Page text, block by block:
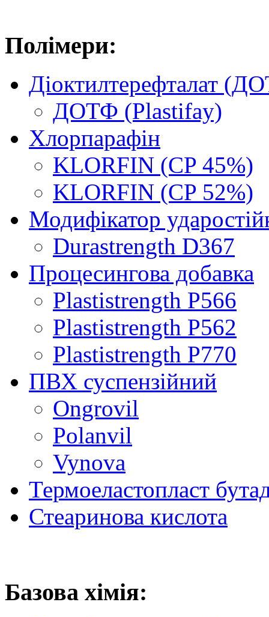
Полімери:
Діоктилтерефталат
ДОТФ (Plastifay)
Хлорпарафін
KLORFIN (CP 45%)
KLORFIN (CP 52%)
Модифікатор
Durastrength D367
Процесингова добавка
Plastistrength P566
Plastistrength P562
Plastistrength P770
ПВХ суспензійний
Ongrovil
Polanvil
Vynova
Термоеластопласт
Стеаринова кислота
Базова хімія: